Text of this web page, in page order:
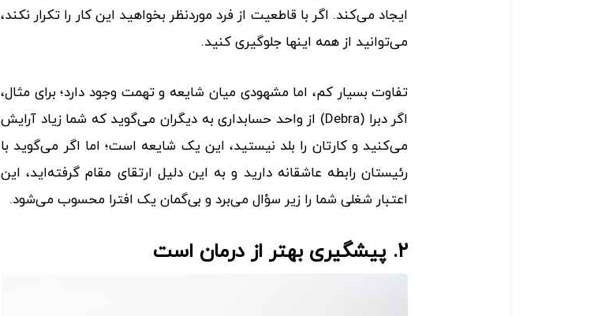
ایجاد می‌کند. اگر با قاطعیت از فرد موردنظر بخواهید این کار را تکرار نکند،
می‌توانید از همه اینها جلوگیری کنید.
تفاوت بسیار کم، اما مشهودی میان شایعه و تهمت وجود دارد؛ برای مثال،
اگر دبرا (Debra) از واحد حسابداری به دیگران می‌گوید که شما زیاد آرایش
می‌کنید و کارتان را بلد نیستید، این یک شایعه است؛ اما اگر می‌گوید با
رئیستان رابطه عاشقانه دارید و به این دلیل ارتقای مقام گرفته‌اید، این
اعتبار شغلی شما را زیر سؤال می‌برد و بی‌گمان یک افترا محسوب می‌شود.
۲. پیشگیری بهتر از درمان است